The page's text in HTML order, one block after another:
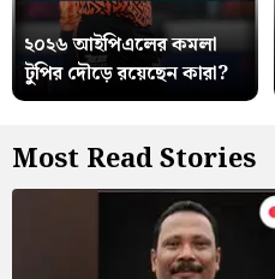
২০২৬ আইপিএলের কমলা
টুপির দৌড়ে রয়েছেন কারা?
Most Read Stories